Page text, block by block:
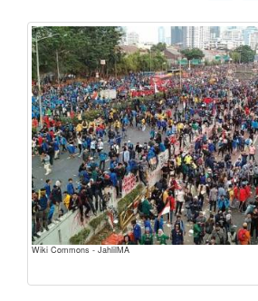
Wiki Commons - JahlilMA